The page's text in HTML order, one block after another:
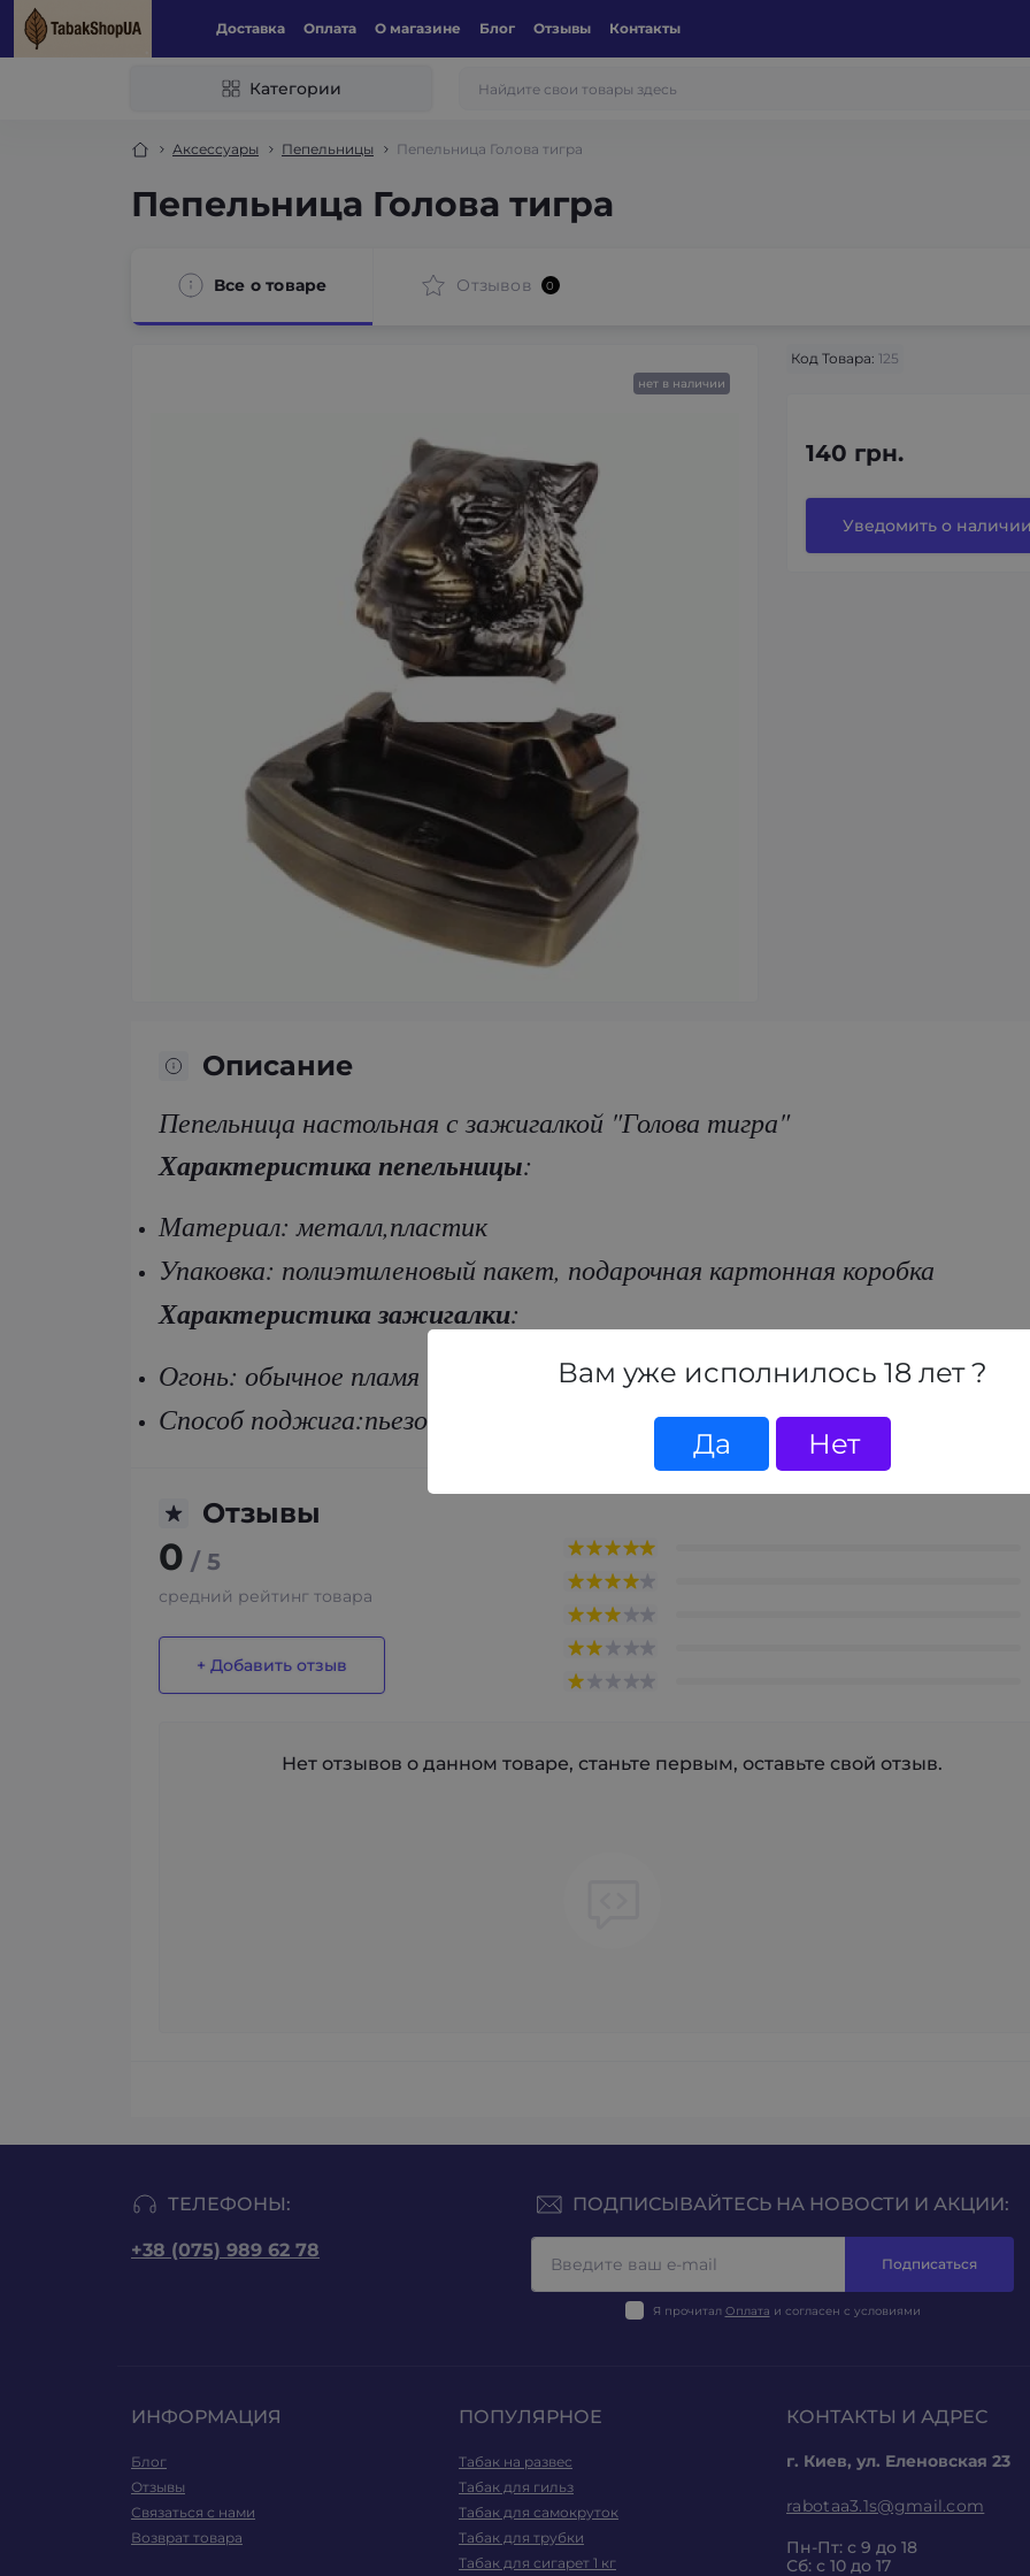
Вам уже исполнилось 18 лет ?
Да Нет
Доставка Оплата О магазине Блог Отзывы Контакты
Категории
Аксессуары Пепельницы Пепельница Голова тигра
Пепельница Голова тигра
Все о товаре Отзывов 0
нет в наличии
Код Товара: 125
140 грн.
Уведомить о
Описание
Пепельница настольная с зажигалкой "Голова тигра"
Характеристика пепельницы:
Материал: металл,пластик
Упаковка: полиэтиленовый пакет, подарочная картонная коробка
Характеристика зажигалки:
Огонь: обычное пламя
Способ поджига:пьезоэлектрический
Отзывы
0 / 5
средний рейтинг товара
+ Добавить отзыв
Нет отзывов о данном товаре, станьте первым, оставьте свой отзыв.
ТЕЛЕФОНЫ:
+38 (075) 989 62 78
ПОДПИСЫВАЙТЕСЬ НА НОВОСТИ И АКЦИИ:
Подписаться
Я прочитал Оплата и согласен с условиями
ИНФОРМАЦИЯ
Блог
Отзывы
Связаться с нами
Возврат товара
ПОПУЛЯРНОЕ
Табак на развес
Табак для гильз
Табак для самокруток
Табак для трубки
Табак для сигарет 1 кг
КОНТАКТЫ И АДРЕС
г. Киев, ул. Еленовская 23
rabotaa3.1s@gmail.com
Пн-Пт: с 9 до 18
Сб: с 10 до 17